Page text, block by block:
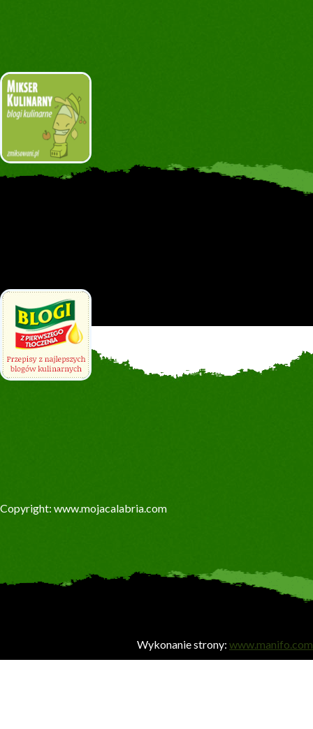
Copyright: www.mojacalabria.com
Wykonanie strony: www.manifo.com